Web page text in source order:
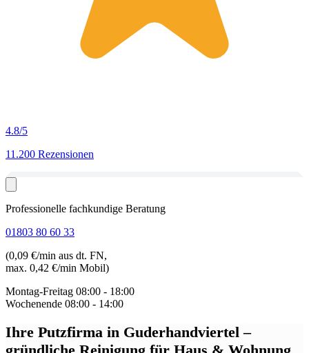
4.8/5
11.200 Rezensionen
Professionelle fachkundige Beratung
01803 80 60 33
(0,09 €/min aus dt. FN,
max. 0,42 €/min Mobil)
Montag-Freitag 08:00 - 18:00
Wochenende 08:00 - 14:00
Ihre Putzfirma in Guderhandviertel–